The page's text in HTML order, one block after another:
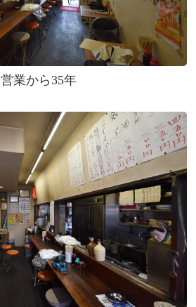
営業から35年